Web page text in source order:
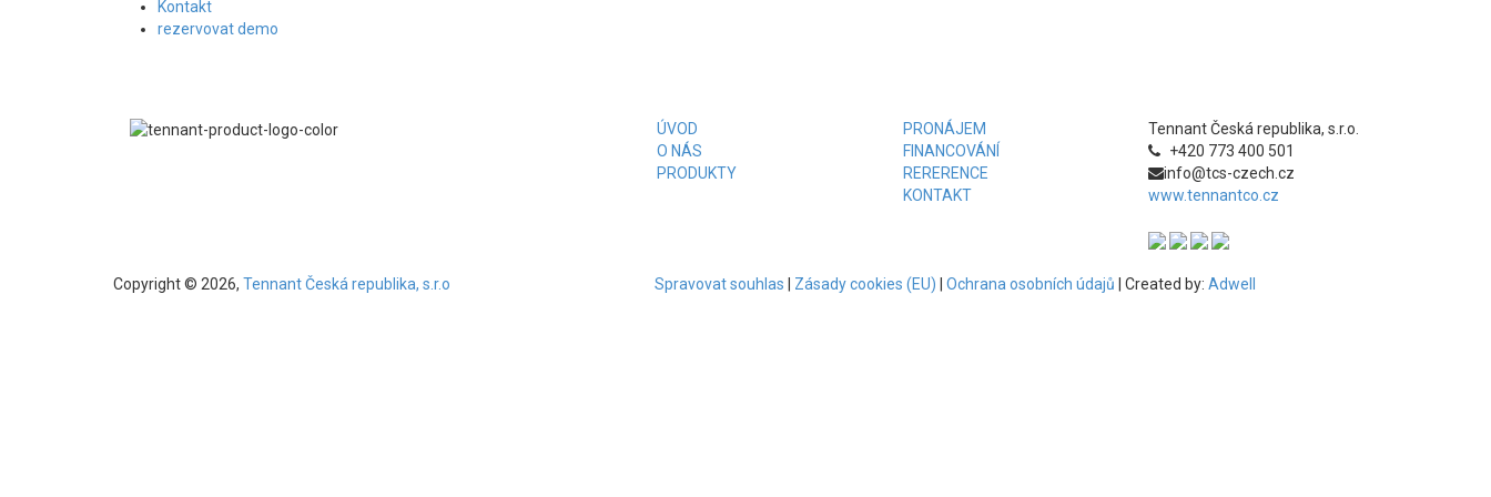
Kontakt
rezervovat demo
ÚVOD
O NÁS
PRODUKTY
PRONÁJEM
FINANCOVÁNÍ
RERERENCE
KONTAKT
Tennant Česká republika, s.r.o.
+420 773 400 501
info@tcs-czech.cz
www.tennantco.cz
Copyright © 2026, Tennant Česká republika, s.r.o Spravovat souhlas Zásady cookies (EU) Ochrana osobních údajů | Created by: Adwell